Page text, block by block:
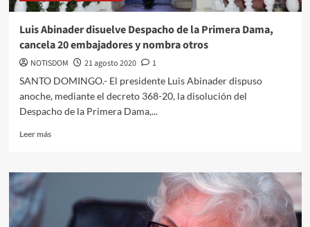
Luis Abinader disuelve Despacho de la Primera Dama,
cancela 20 embajadores y nombra otros
NOTISDOM 21 agosto 2020
1
SANTO DOMINGO.- El presidente Luis Abinader dispuso
anoche, mediante el decreto 368-20, la disolución del
Despacho de la Primera Dama,...
Leer más